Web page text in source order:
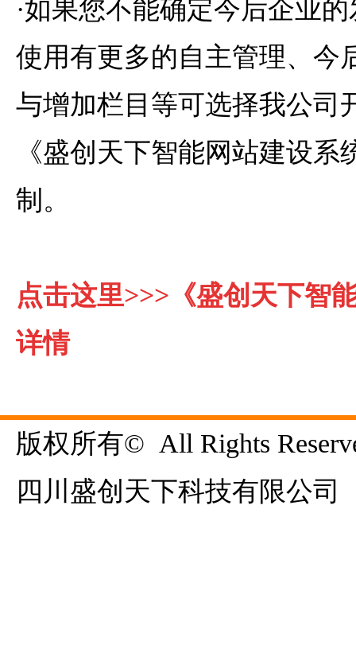
·如果您不能确定今后企业
使用有更多的自主管理、今
与增加栏目等可选择我公司
《盛创天下智能网站建设系
制。
点击这里>>>《盛创天下智
详情
版权所有©  All Rights